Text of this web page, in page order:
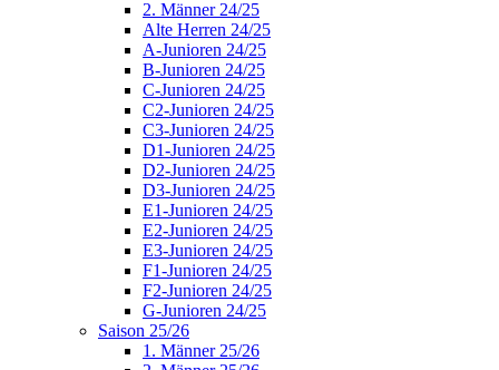
2. Männer 24/25
Alte Herren 24/25
A-Junioren 24/25
B-Junioren 24/25
C-Junioren 24/25
C2-Junioren 24/25
C3-Junioren 24/25
D1-Junioren 24/25
D2-Junioren 24/25
D3-Junioren 24/25
E1-Junioren 24/25
E2-Junioren 24/25
E3-Junioren 24/25
F1-Junioren 24/25
F2-Junioren 24/25
G-Junioren 24/25
Saison 25/26
1. Männer 25/26